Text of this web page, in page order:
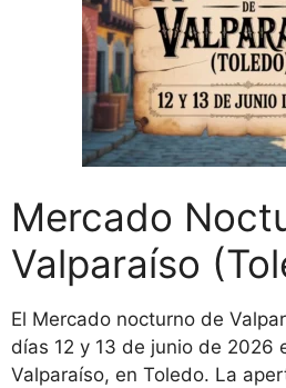
Mercado
Valparaíso
El Mercado nocturno de
días 12 y 13 de junio de 2026
Valparaíso, en Toledo. La